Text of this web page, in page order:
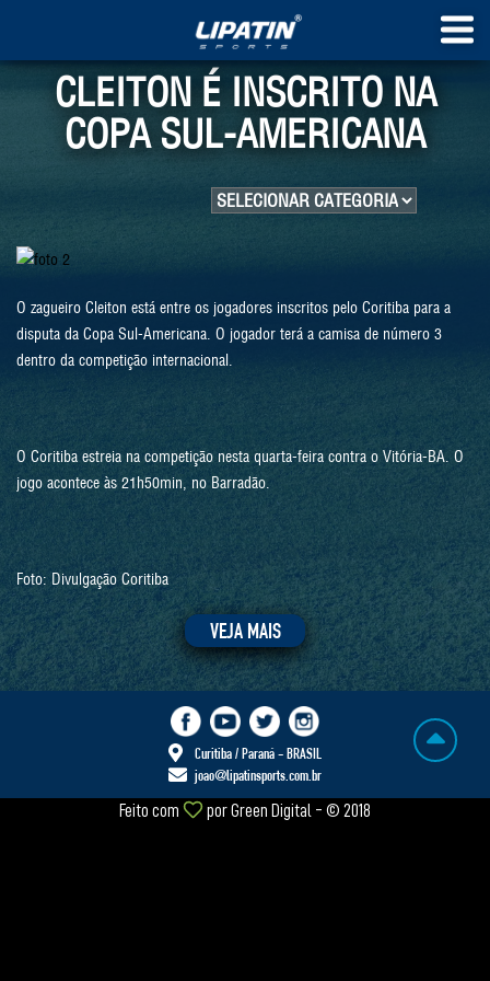
CLEITON É INSCRITO NA
COPA SUL-AMERICANA
O zagueiro Cleiton está entre os jogadores inscritos pelo Coritiba para a
disputa da Copa Sul-Americana. O jogador terá a camisa de número 3
dentro da competição internacional.
O Coritiba estreia na competição nesta quarta-feira contra o Vitória-BA. O
jogo acontece às 21h50min, no Barradão.
Foto: Divulgação Coritiba
VEJA MAIS
Curitiba / Paraná - BRASIL
joao@lipatinsports.com.br
Feito com porGreen Digital - © 2018